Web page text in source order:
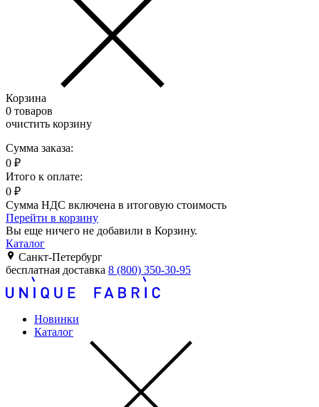
Корзина
0 товаров
очистить корзину
Сумма заказа:
0 ₽
Итого к оплате:
0 ₽
Сумма НДС включена в итоговую стоимость
Перейти в корзину
Вы еще ничего не добавили в Корзину.
Каталог
Санкт-Петербург
бесплатная доставка 8 (800) 350-30-95
Новинки
Каталог